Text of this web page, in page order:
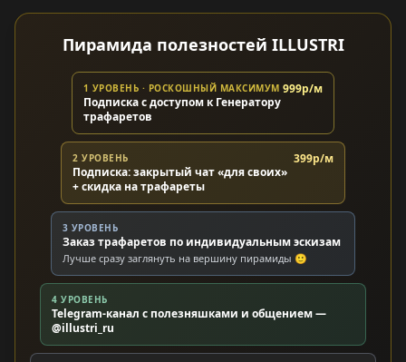
Пирамида полезностей ILLUSTRI
1 УРОВЕНЬ · РОСКОШНЫЙ МАКСИМУМ
Подписка с доступом к Генератору
трафаретов
999р/м
2 УРОВЕНЬ
Подписка: закрытый чат «для своих»
+ скидка на трафареты
399р/м
3 УРОВЕНЬ
Заказ трафаретов по индивидуальным эскизам
Лучше сразу заглянуть на вершину пирамиды 🙂
4 УРОВЕНЬ
Telegram-канал с полезняшками и общением —
@illustri_ru